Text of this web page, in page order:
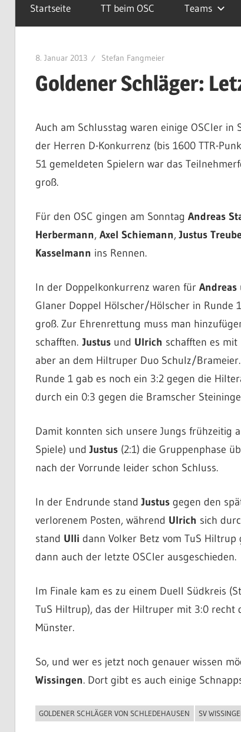
Startseite TT beim OSC Teams
8. Januar 2013 Stefan Fangmeier
Goldener Schläger:
Auch am Schlusstag waren einige OSCler in
der Herren D-Konkurrenz (bis 1600 TTR-
51 gemeldeten Spielern war das
groß.
Für den OSC gingen am Sonntag Andreas
Herbermann, Axel Schiemann,Justus
Kasselmann ins Rennen.
In der Doppelkonkurrenz waren für Andreas
Glaner Doppel Hölscher/Hölscher in Runde
groß. Zur Ehrenrettung muss man
schafften.Justusund Ulrich schafften es
aber an dem Hiltruper Duo Schulz/Brameier.
Runde 1 gab es noch ein 3:2 gegen die
durch ein 0:3 gegen die Bramscher
Damit konnten sich unsere Jungs frühzeitig
Spiele) undJustus(2:1) die Gruppenphase
nach der Vorrunde leider schon Schluss.
In der Endrunde standJustusgegen den
verlorenem Posten, während Ulrich sich
stand Ulli dann Volker Betz vom TuS
dann auch der letzte OSCler ausgeschieden.
Im Finale kam es zu einem Duell Südkreis
TuS Hiltrup), das der Hiltruper mit 3:0 recht
Münster.
So, und wer es jetzt noch genauer wissen
Wissingen. Dort gibt es auch einige
ALLGEMEIN
GOLDENER SCHLÄGER VON SCHLEDEHAUSEN SV